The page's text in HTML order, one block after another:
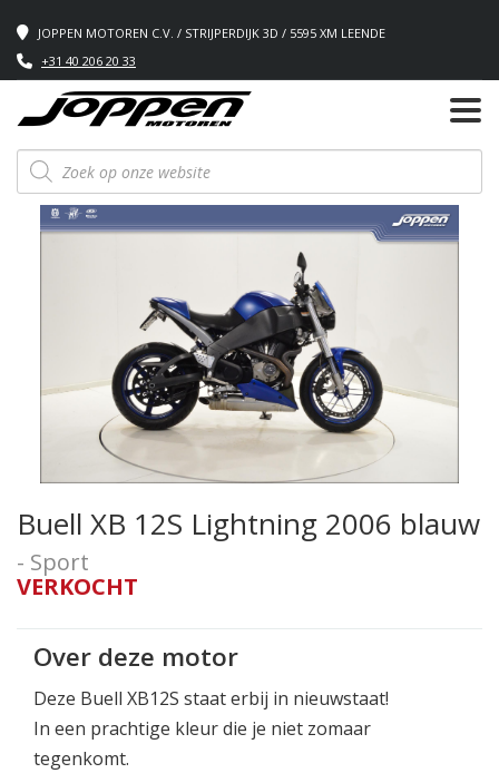
JOPPEN MOTOREN C.V. / STRIJPERDIJK 3D / 5595 XM LEENDE
+31 40 206 20 33
Producten
zoeken
Buell XB 12S Lightning 2006 blauw
- Sport
VERKOCHT
Over deze motor
Deze Buell XB12S staat erbij in nieuwstaat!
In een prachtige kleur die je niet zomaar
tegenkomt.